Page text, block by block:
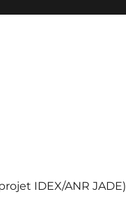
IDEX/ANR JADE)